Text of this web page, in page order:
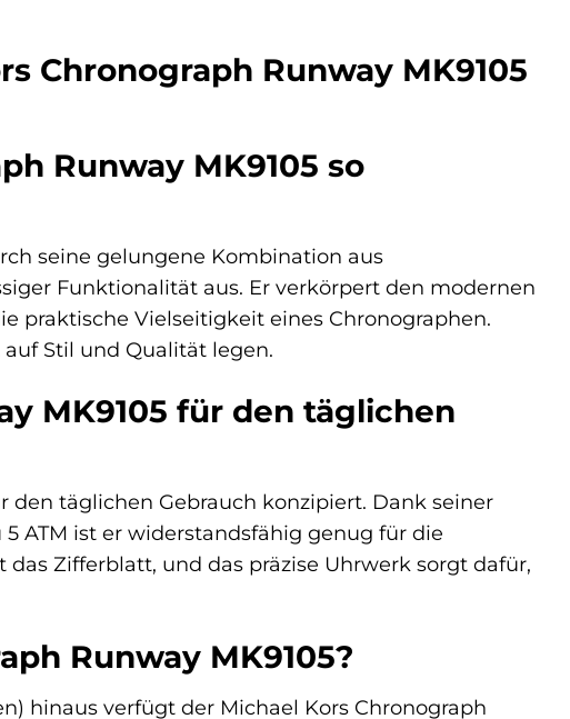
Chronograph Runway MK9105
Runway MK9105 so
seine gelungene Kombination aus
Funktionalität aus. Er verkörpert den modernen
praktische Vielseitigkeit eines Chronographen.
Stil und Qualität legen.
MK9105 für den täglichen
den täglichen Gebrauch konzipiert. Dank seiner
ATM ist er widerstandsfähig genug für die
Zifferblatt, und das präzise Uhrwerk sorgt dafür,
Runway MK9105?
hinaus verfügt der Michael Kors Chronograph